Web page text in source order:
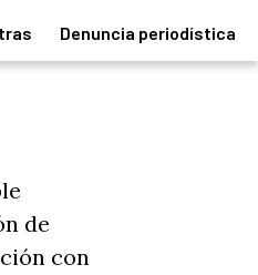
Denuncia periodística
de
con